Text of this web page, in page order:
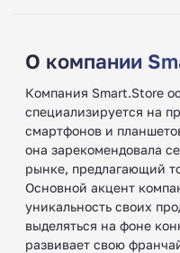
О компании
Компания Smart.Store
специализируется на
смартфонов и
она зарекомендовала
рынке, предлагающий
Основной акцент
уникальность своих
выделяться на фоне
развивает свою